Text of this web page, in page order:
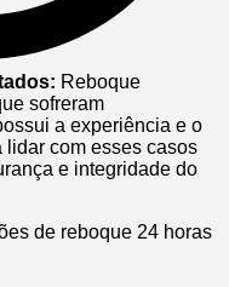
Reboque
sofreram
a experiência e o
com esses casos
e integridade do
de reboque 24 horas